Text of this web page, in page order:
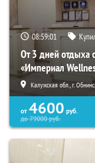
08:58:59
От 3 дней отдыха
«Империал
Калужская обл., г.
от 4600 руб.
до79000руб.